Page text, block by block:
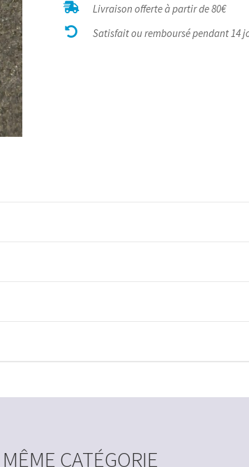
Obsidienne
mouchetée
 Livraison offerte à partir de 80€
 Satisfait ou remboursé pendant 14
CATÉGORIE